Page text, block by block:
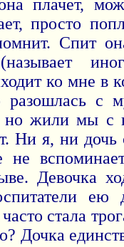
плачет,
просто
Спит
ко мне в
разошлась с
но жили мы с
Ни я, ни дочь
Девочка
стала
Дочка